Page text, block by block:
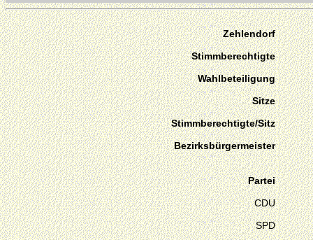
Zehlendorf
Stimmberechtigte
Wahlbeteiligung
Sitze
Stimmberechtigte/Sitz
Bezirksbürgermeister
Partei
CDU
SPD